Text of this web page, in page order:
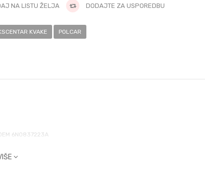
NA LISTU ŽELJA DODAJTE ZA USPOREDBU
KVAKE POLCAR
6N0837223A